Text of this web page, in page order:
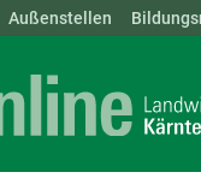
Außenstellen